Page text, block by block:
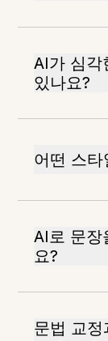
AI가 심각
있나요?
어떤 스
AI로 문장
요?
문법 교